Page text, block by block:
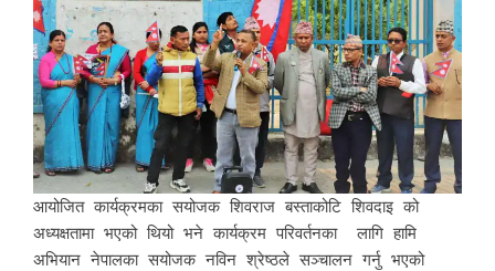
आयोजित कार्यक्रमका सयोजक शिवराज बस्ताकोटि शिवदाइ को
अध्यक्षतामा भएको थियो भने कार्यक्रम परिवर्तनका लागि हामि
अभियान नेपालका सयोजक नविन श्रेष्ठले सञ्चालन गर्नु भएको